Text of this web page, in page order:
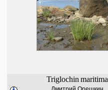
Triglochin maritima